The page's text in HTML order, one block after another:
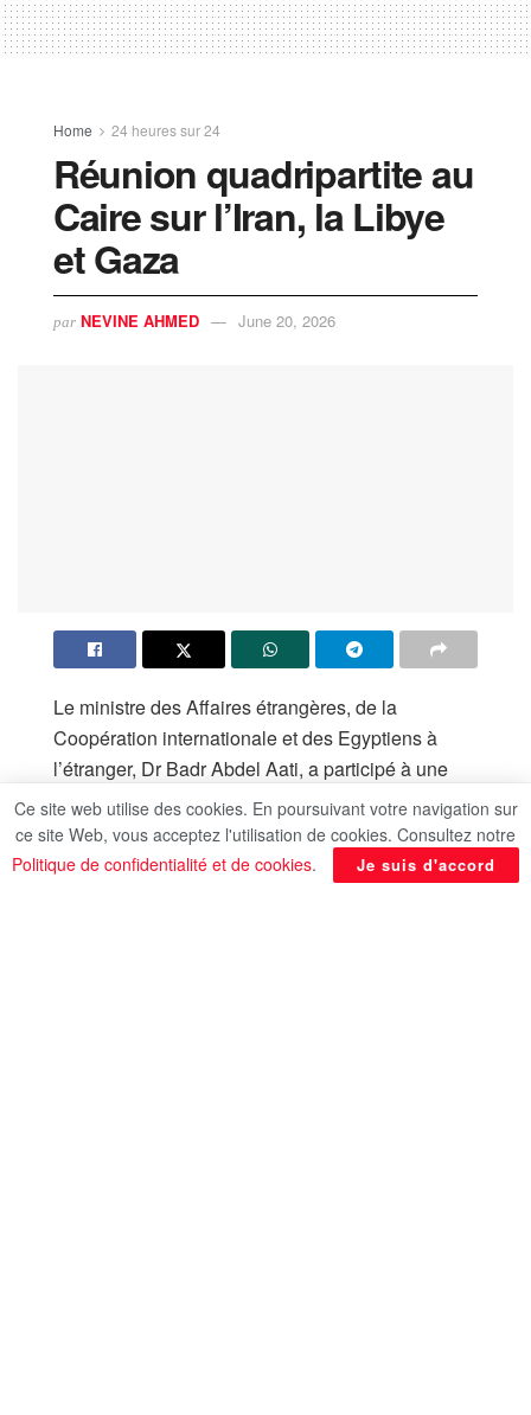
Home 24 heures sur 24
Réunion quadripartite au
Caire sur l’Iran, la Libye
et Gaza
par NEVINE AHMED June 20, 2026
Le ministre des Affaires étrangères, de la
Coopération internationale et des Egyptiens à
l’étranger, Dr Badr Abdel Aati, a participé à une
réunion regroupant le prince Fayçal ben Farhane
Al-Saoud, ministre saoudien des Affaires
étrangères, Hakan Fidan, ministre turc des
Affaires étrangères, ainsi que Massad Boulos,
Ce site web utilise des cookies. En poursuivant votre navigation sur
ce site Web, vous acceptez l'utilisation de cookies. Consultez notre
Politique de confidentialité et de cookies. Je suis d'accord